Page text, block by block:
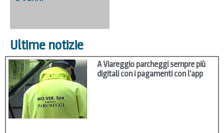
Ultime notizie
A Viareggio parcheggi sempre più
digitali con i pagamenti con l’app